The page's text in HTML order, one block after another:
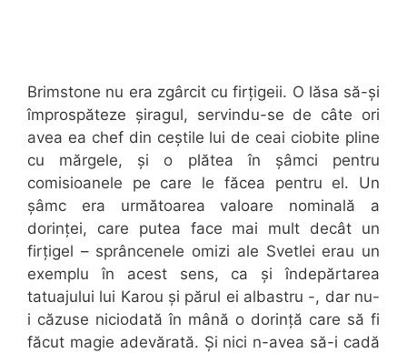
Brimstone nu era zgârcit cu firțigeii. O lăsa să-și
împrospăteze șiragul, servindu-se de câte ori
avea ea chef din ceștile lui de ceai ciobite pline
cu mărgele, și o plătea în șâmci pentru
comisioanele pe care le făcea pentru el. Un
șâmc era următoarea valoare nominală a
dorinței, care putea face mai mult decât un
firțigel – sprâncenele omizi ale Svetlei erau un
exemplu în acest sens, ca și îndepărtarea
tatuajului lui Karou și părul ei albastru -, dar nu-
i căzuse niciodată în mână o dorință care să fi
făcut magie adevărată. Și nici n-avea să-i cadă